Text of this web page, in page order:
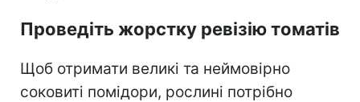
Проведіть жорстку ревізію томатів
Щоб отримати великі та неймовірно
соковиті помідори, рослині потрібно